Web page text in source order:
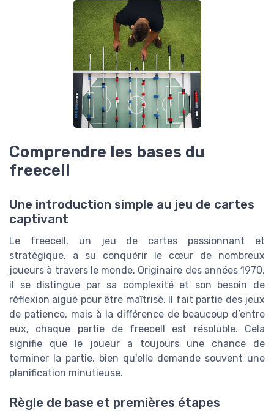
Comprendre les bases du
freecell
Une introduction simple au jeu de cartes
captivant
Le freecell, un jeu de cartes passionnant et
stratégique, a su conquérir le cœur de nombreux
joueurs à travers le monde. Originaire des années 1970,
il se distingue par sa complexité et son besoin de
réflexion aiguë pour être maîtrisé. Il fait partie des jeux
de patience, mais à la différence de beaucoup d’entre
eux, chaque partie de freecell est résoluble. Cela
signifie que le joueur a toujours une chance de
terminer la partie, bien qu'elle demande souvent une
planification minutieuse.
Règle de base et premières étapes